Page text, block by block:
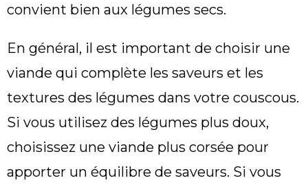
convient bien aux légumes secs.
En général, il est important de choisir une
viande qui complète les saveurs et les
textures des légumes dans votre couscous.
Si vous utilisez des légumes plus doux,
choisissez une viande plus corsée pour
apporter un équilibre de saveurs. Si vous